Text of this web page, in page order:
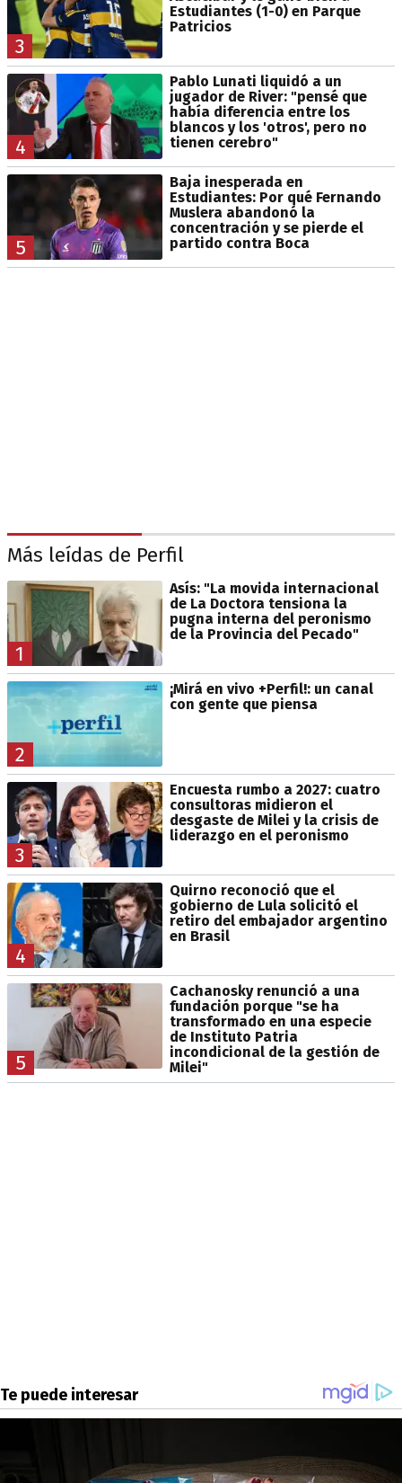
3
Estudiantes (1-0) en Parque
Patricios
4
Pablo Lunati liquidó a un
jugador de River: "pensé que
había diferencia entre los
blancos y los 'otros', pero no
tienen cerebro"
5
Baja inesperada en
Estudiantes: Por qué Fernando
Muslera abandonó la
concentración y se pierde el
partido contra Boca
Más leídas de Perfil
1
Asís: "La movida internacional
de La Doctora tensiona la
pugna interna del peronismo
de la Provincia del Pecado"
2
¡Mirá en vivo +Perfil!: un canal
con gente que piensa
3
Encuesta rumbo a 2027: cuatro
consultoras midieron el
desgaste de Milei y la crisis de
liderazgo en el peronismo
4
Quirno reconoció que el
gobierno de Lula solicitó el
retiro del embajador argentino
en Brasil
5
Cachanosky renunció a una
fundación porque "se ha
transformado en una especie
de Instituto Patria
incondicional de la gestión de
Milei"